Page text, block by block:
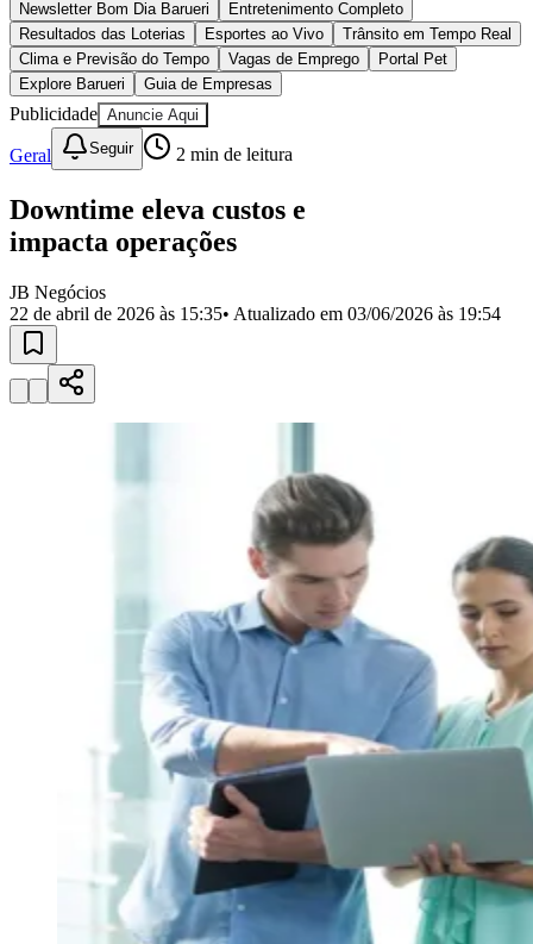
Saúde
Segurança
Cultura
Meio Ambiente
Obras
Educação
Bairros de Barueri
Selecione sua região Para notícias da sua região
JubranBelval
VistaCalifórniaCarapicuíbaCentroChácaras MarcoCidades da
Região
Militar
Califórnia Jardim dos Altos
Esperança Jardim Graziela
Jardim Tupanci Nova AldeinhaOsasco
Parque Santa LuziaParque Viana
Santana de
Vale do SolVila BarrosVila Boa VistaVila
Vila Márcia
Vila Nossa Sra. da
Anuncie no Portal
Guia de Empresas
Divulgar VagasNovo
Publicidade Legal
Negócios Regionais
Segurança Regional
Hospitais Estaduais
Parques & Represas
Cidades da Região
Santana de Parnaíba
Osasco Carapicuíba Jandira Itapevi Cotia
Pirapora
do Bom JesusAraçariguama Cajamar
Franco da
Newsletter Bom Dia Barueri
Entretenimento Completo
Resultados das Loterias
Esportes ao Vivo
Trânsito em Tempo Real
Clima e Previsão do Tempo
Vagas de Emprego
Portal Pet
Explore Barueri
Guia de Empresas
Publicidade Anuncie Aqui
Geral Seguir 2 min de leitura
Downtime eleva custos e
impacta operações
JB Negócios
22 de abril de 2026 às 15:35• Atualizado em 03/06/2026 às 19:54